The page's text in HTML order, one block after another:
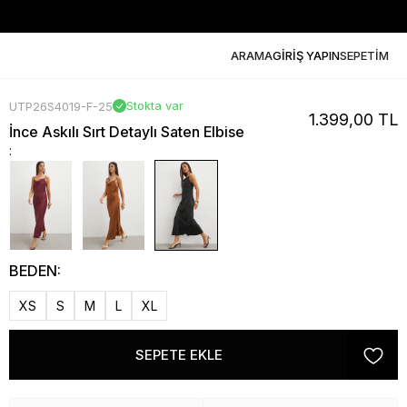
ARAMAGİRİŞ YAPINSEPETİM
UTP26S4019-F-25 Stokta var
İnce Askılı Sırt Detaylı Saten Elbise
1.399,00 TL
:
BEDEN:
XS S M L XL
SEPETE EKLE